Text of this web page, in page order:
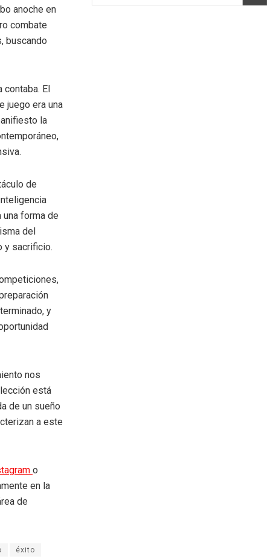
anoche en
combate
buscando
contaba. El
juego era una
la
de
forma de
del
y sacrificio.
y
nos
está
de un sueño
a este
o
en la
de
éxito